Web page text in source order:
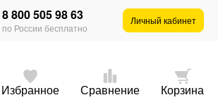
8 800 505 98 63
по России бесплатно
Личный кабинет
Избранное Сравнение Корзина